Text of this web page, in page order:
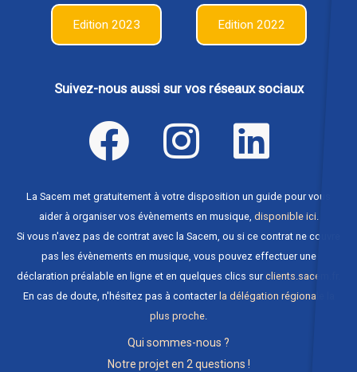
Edition 2023 Edition 2022
Suivez-nous aussi sur vos réseaux sociaux
La Sacem met gratuitement à votre disposition un guide pour vous
aider à organiser vos évènements en musique, disponible ici.
Si vous n'avez pas de contrat avec la Sacem, ou si ce contrat ne couvre
pas les évènements en musique, vous pouvez effectuer une
déclaration préalable en ligne et en quelques clics surclients.sacem.fr
En cas de doute, n'hésitez pas à contacter la délégation régionale la
plus proche.
Qui sommes-nous ?
Notre projet en 2 questions !